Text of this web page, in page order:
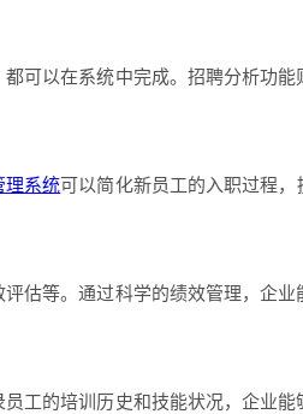
可以在系统中完成。招聘分析功
理系统可以简化新员工的入职过程
估等。通过科学的绩效管理，企
工的培训历史和技能状况，企业